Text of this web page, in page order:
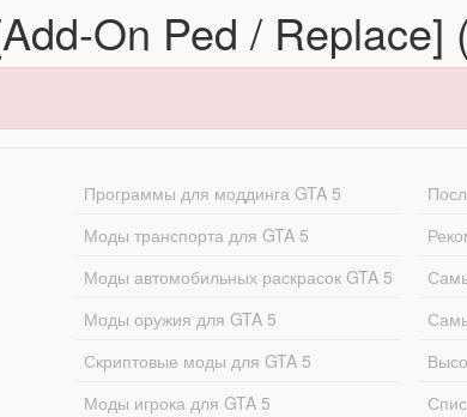
On Ped / Replace]
Программы для моддинга GTA 5
Моды транспорта для GTA 5
Моды автомобильных раскрасок GTA 5
Моды оружия для GTA 5
Скриптовые моды для GTA 5
Моды игрока для GTA 5